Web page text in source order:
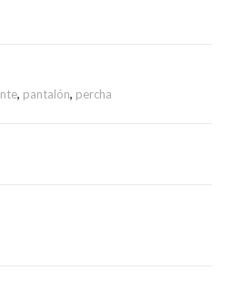
, pantalón, percha